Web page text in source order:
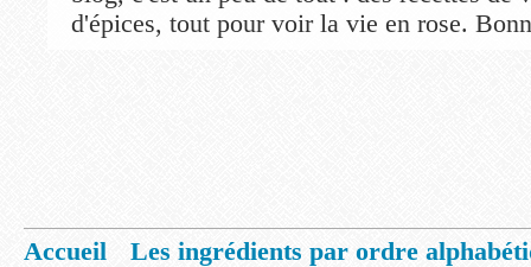
d'épices, tout pour voir la vie en rose.
Accueil
Les ingrédients par ordre